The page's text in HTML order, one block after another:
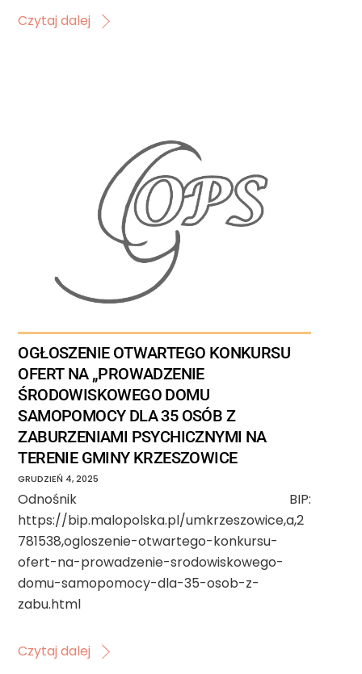
Czytaj dalej
OGŁOSZENIE OTWARTEGO KONKURSU
OFERT NA „PROWADZENIE
ŚRODOWISKOWEGO DOMU
SAMOPOMOCY DLA 35 OSÓB Z
ZABURZENIAMI PSYCHICZNYMI NA
TERENIE GMINY KRZESZOWICE
GRUDZIEŃ 4,2025
Odnośnik BIP:
https://bip.malopolska.pl/umkrzeszowice,a,2
781538,ogloszenie-otwartego-konkursu-
ofert-na-prowadzenie-srodowiskowego-
domu-samopomocy-dla-35-osob-z-
zabu.html
Czytaj dalej